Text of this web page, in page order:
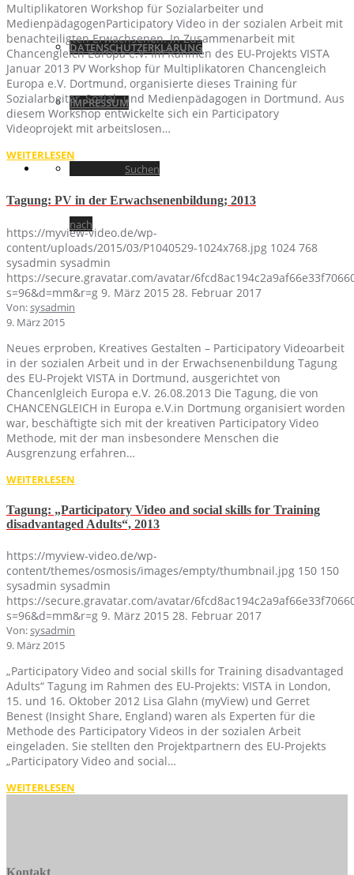
DATENSCHUTZERKLÄRUNG
IMPRESSUM
Suchen
nach
Multiplikatoren Workshop für Sozialarbeiter und
MedienpädagogenParticipatory Video in der sozialen Arbeit mit
benachteiligten Erwachsenen. In Zusammenarbeit mit
Chancengleich Europa e.V. Im Rahmen des EU-Projekts VISTA
Januar 2013 PV Workshop für Multiplikatoren Chancengleich
Europa e.V. Dortmund, organisierte dieses Training für
Sozialarbeiter, Sozial- und Medienpädagogen in Dortmund. Aus
diesem Workshop entwickelte sich ein Participatory
Videoprojekt mit arbeitslosen…
WEITERLESEN
Tagung: PV in der Erwachsenenbildung; 2013
https://myview-video.de/wp-
content/uploads/2015/03/P1040529-1024x768.jpg 1024 768
sysadmin sysadmin
https://secure.gravatar.com/avatar/
s=96&d=mm&r=g 9. März 2015 28. Februar 2017
Von:sysadmin
9. März 2015
Neues erproben, Kreatives Gestalten – Participatory Videoarbeit
in der sozialen Arbeit und in der Erwachsenenbildung Tagung
des EU-Projekt VISTA in Dortmund, ausgerichtet von
Chancenlgleich Europa e.V. 26.08.2013 Die Tagung, die von
CHANCENGLEICH in Europa e.V.in Dortmung organisiert worden
war, beschäftigte sich mit der kreativen Participatory Video
Methode, mit der man insbesondere Menschen die
Ausgrenzung erfahren…
WEITERLESEN
Tagung: „Participatory Video and social skills for Training
disadvantaged Adults“, 2013
https://myview-video.de/wp-
content/themes/osmosis/images/empty/thumbnail.jpg 150 150
sysadmin sysadmin
https://secure.gravatar.com/avatar/
s=96&d=mm&r=g 9. März 2015 28. Februar 2017
Von:sysadmin
9. März 2015
„Participatory Video and social skills for Training disadvantaged
Adults“ Tagung im Rahmen des EU-Projekts: VISTA in London,
15. und 16. Oktober 2012 Lisa Glahn (myView) und Gerret
Benest (Insight Share, England) waren als Experten für die
Methode des Participatory Videos in der sozialen Arbeit
eingeladen. Sie stellten den Projektpartnern des EU-Projekts
„Participatory Video and social…
WEITERLESEN
Kontakt